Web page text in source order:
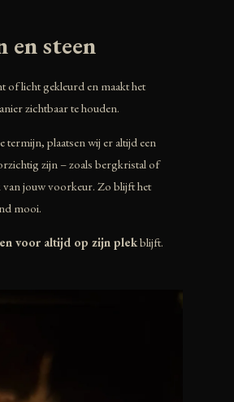
en steen
of licht gekleurd en maakt het
zichtbaar te houden.
plaatsen wij er altijd een
zijn – zoals bergkristal of
van jouw voorkeur. Zo blijft het
mooi.
voor altijd op zijn plekblijft.